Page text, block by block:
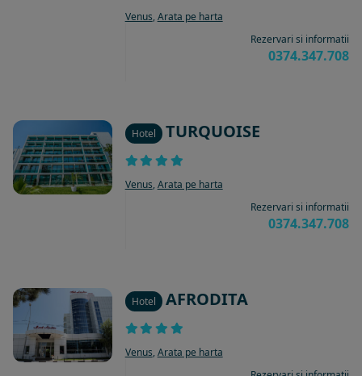
Venus, Arata pe harta
Rezervari si informatii
0374.347.708
Hotel TURQUOISE
Venus, Arata pe harta
Rezervari si informatii
0374.347.708
Hotel AFRODITA
Venus, Arata pe harta